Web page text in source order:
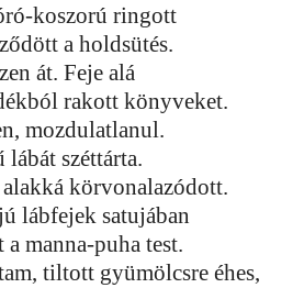
koszorú ringott
a holdsütés.
át. Feje alá
rakott könyveket.
mozdulatlanul.
széttárta.
körvonalazódott.
lábfejek satujában
manna-puha test.
tiltott gyümölcsre éhes,